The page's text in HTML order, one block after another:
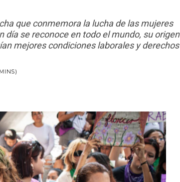
que conmemora la lucha de las mujeres
día se reconoce en todo el mundo, su origen
mejores condiciones laborales y derechos